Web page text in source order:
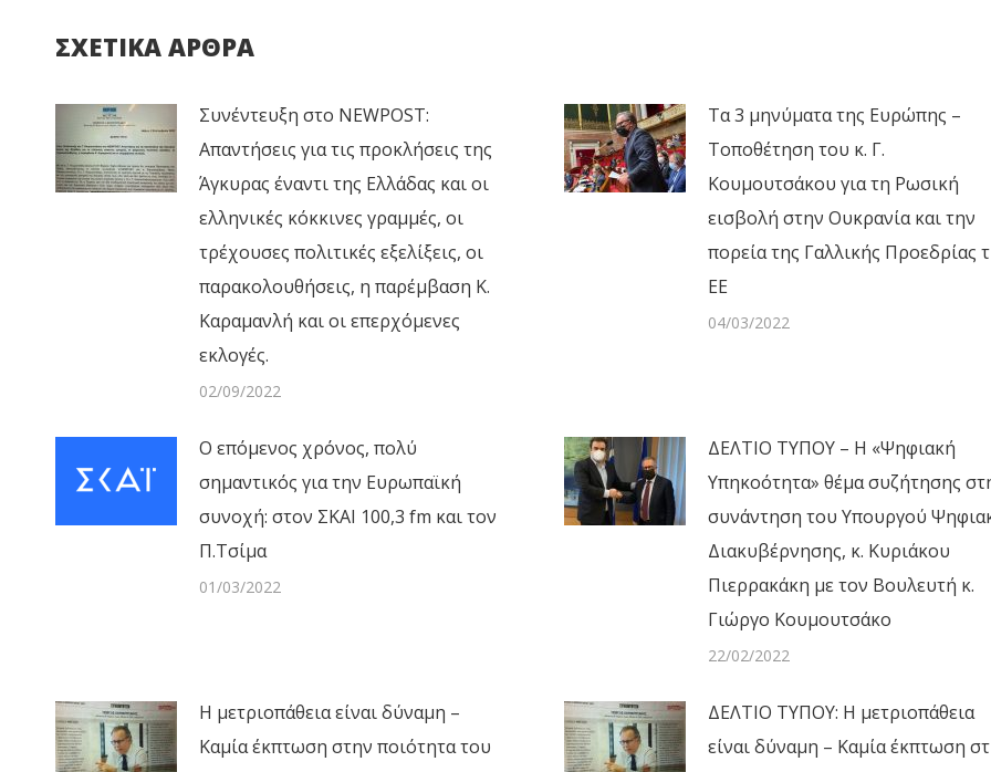
ΣΧΕΤΙΚΑ ΑΡΘΡΑ
Συνέντευξη στο NEWPOST:
Απαντήσεις για τις προκλήσεις της
Άγκυρας έναντι της Ελλάδας και οι
ελληνικές κόκκινες γραμμές, οι
τρέχουσες πολιτικές εξελίξεις, οι
παρακολουθήσεις, η παρέμβαση Κ.
Καραμανλή και οι επερχόμενες
εκλογές.
02/09/2022
Τα 3 μηνύματα της Ευρώπης –
Τοποθέτηση του κ. Γ.
Κουμουτσάκου για τη Ρωσική
εισβολή στην Ουκρανία και την
πορεία της Γαλλικής Προεδρίας
ΕΕ
04/03/2022
Ο επόμενος χρόνος, πολύ
σημαντικός για την Ευρωπαϊκή
συνοχή: στον ΣΚΑΙ 100,3 fm και τον
Π.Τσίμα
01/03/2022
ΔΕΛΤΙΟ ΤΥΠΟΥ – Η «Ψηφιακή
Υπηκοότητα» θέμα συζήτησης
συνάντηση του Υπουργού
Διακυβέρνησης, κ. Κυριάκου
Πιερρακάκη με τον Βουλευτή κ.
Γιώργο Κουμουτσάκο
22/02/2022
Η μετριοπάθεια είναι δύναμη –
Καμία έκπτωση στην ποιότητα του
ΔΕΛΤΙΟ ΤΥΠΟΥ: Η μετριοπάθεια
είναι δύναμη – Καμία έκπτωση